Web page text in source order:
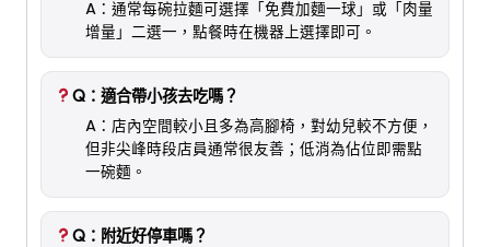
A：通常每碗拉麵可選擇「免費加麵一球」或「肉量
增量」二選一，點餐時在機器上選擇即可。
Q：適合帶小孩去吃嗎？
A：店內空間較小且多為高腳椅，對幼兒較不方便，
但非尖峰時段店員通常很友善；低消為佔位即需點
一碗麵。
Q：附近好停車嗎？